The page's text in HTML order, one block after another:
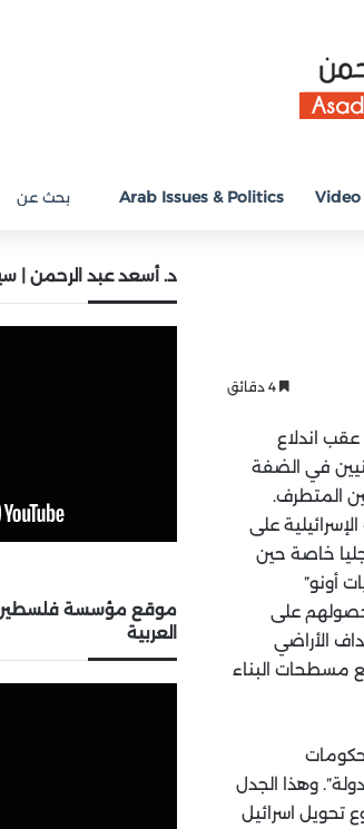
Video
Arab Issues & Politics
أراضي فلسطين 48، ازدادت وضوحا عقب اندلاع
في الضفة
المتطرف.
الحكومات الإسرائيلية على
خاصة حين
أونو”
حصولهم على
الأراضي
مسطحات البناء
وهذا الجدل
تحويل اسرائيل
د. أسعد عبد الرحمن |
موقع مؤسسة فلسطين
العربية